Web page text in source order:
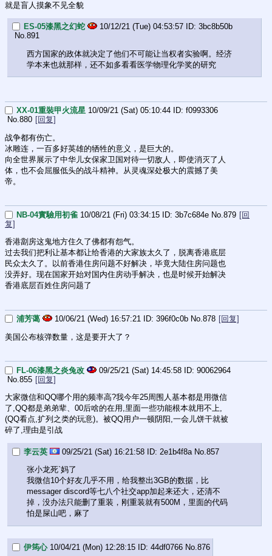
就是盲人摸象不见全貌
ES-05漆黑之幻蛇 10/12/21 (Tue) 04:53:57
3bc8b50b
No.891
西方国家的政体就决定了他们不可能让当权者实验啊。经济
学本来也就那样，还不如多看看医学物理化学奖的研究
XX-01重裝甲火流星 10/09/21 (Sat) 05:10:44
f0993306
No.880 [回复]
战争都有伤亡。
冰雕连，一百多好英雄的牺牲的意义，是巨大的。
向全世界展示了中华儿女保家卫国对待一切敌人，即使消灭了人
体，也不会屈服低头的战斗精神。从灵魂深处极大的震撼了美
帝。
NB-04實驗用初雀 10/08/21 (Fri) 03:34:15 3b7c684e No. 879 [回
复]
香港劏房这鬼地方住久了佛都有怨气。
过去我们把利让基本都让给香港的大家族太久了，脱离香港底层
民众太久了。以前香港住房问题不好解决，毕竟大陆住房问题也
没弄好。现在国家开始对国内住房动手解决，也是时候开始解决
香港底层百姓住房问题了
浦芳蔼 10/06/21 (Wed) 16:57:21 396f0c0b No.878 [回复]
美国公布核弹数量，这是要开大了？
FL-06漆黑之炎兔改 09/25/21 (Sat) 14:45:58
90062964
No.855 [回复]
大家微信和QQ哪个用的频率高?我今年25周围人基本都是用微信
了,QQ都是弟弟辈、00后啥的在用,里面一些功能根本就用不上,
(QQ看点,扩列之类的玩意)。被QQ用户一顿阴阳,一会儿饼干就被
碎了,理由是引战
李云英 09/25/21 (Sat) 16:21:58 2e1b4f8a No. 857
张小龙死`妈了
我微信10个好友几乎不用，给我整出3GB的数据，比
messager discord等七八个社交app加起来还大，还清不
掉，没办法只能删了重装，刚重装就有500M，里面的代码
怕是屎山吧，麻了
伊筠心 10/04/21 (Mon) 12:28:15 44df0766 No. 876